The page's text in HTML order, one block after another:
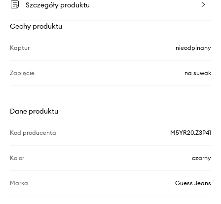
Szczegóły produktu
Cechy produktu
Kaptur nieodpinany
Zapięcie na suwak
Dane produktu
Kod producenta M5YR20.Z3P41
Kolor czarny
Marka Guess Jeans